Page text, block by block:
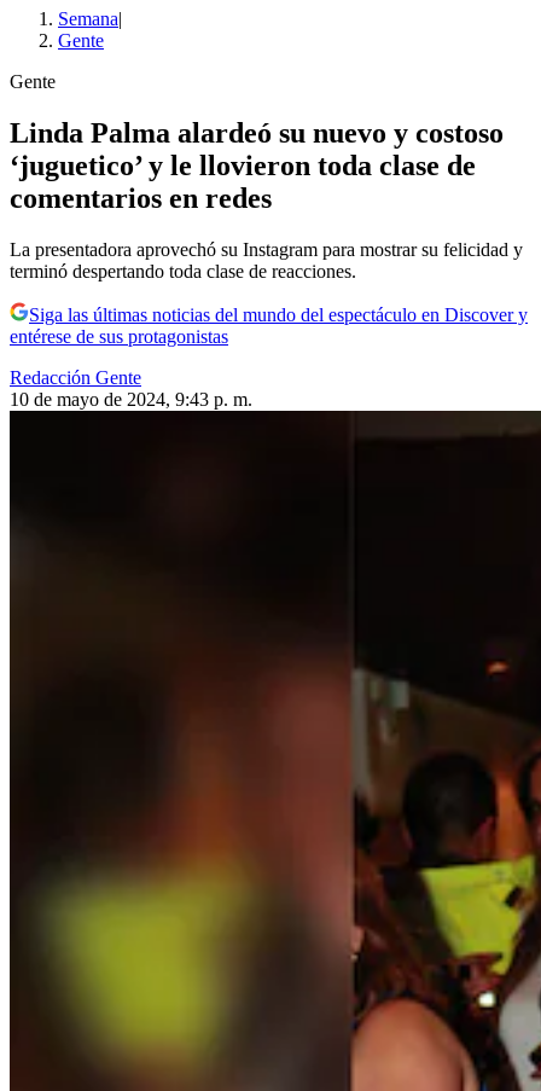
Semana|
Gente
Gente
Linda Palma alardeó su nuevo y costoso
‘juguetico’ y le llovieron toda clase de
comentarios en redes
La presentadora aprovechó su Instagram para mostrar su felicidad y
terminó despertando toda clase de reacciones.
Siga las últimas noticias del mundo del espectáculo en Discover y
entérese de sus protagonistas
Redacción Gente
10 de mayo de 2024, 9:43 p. m.